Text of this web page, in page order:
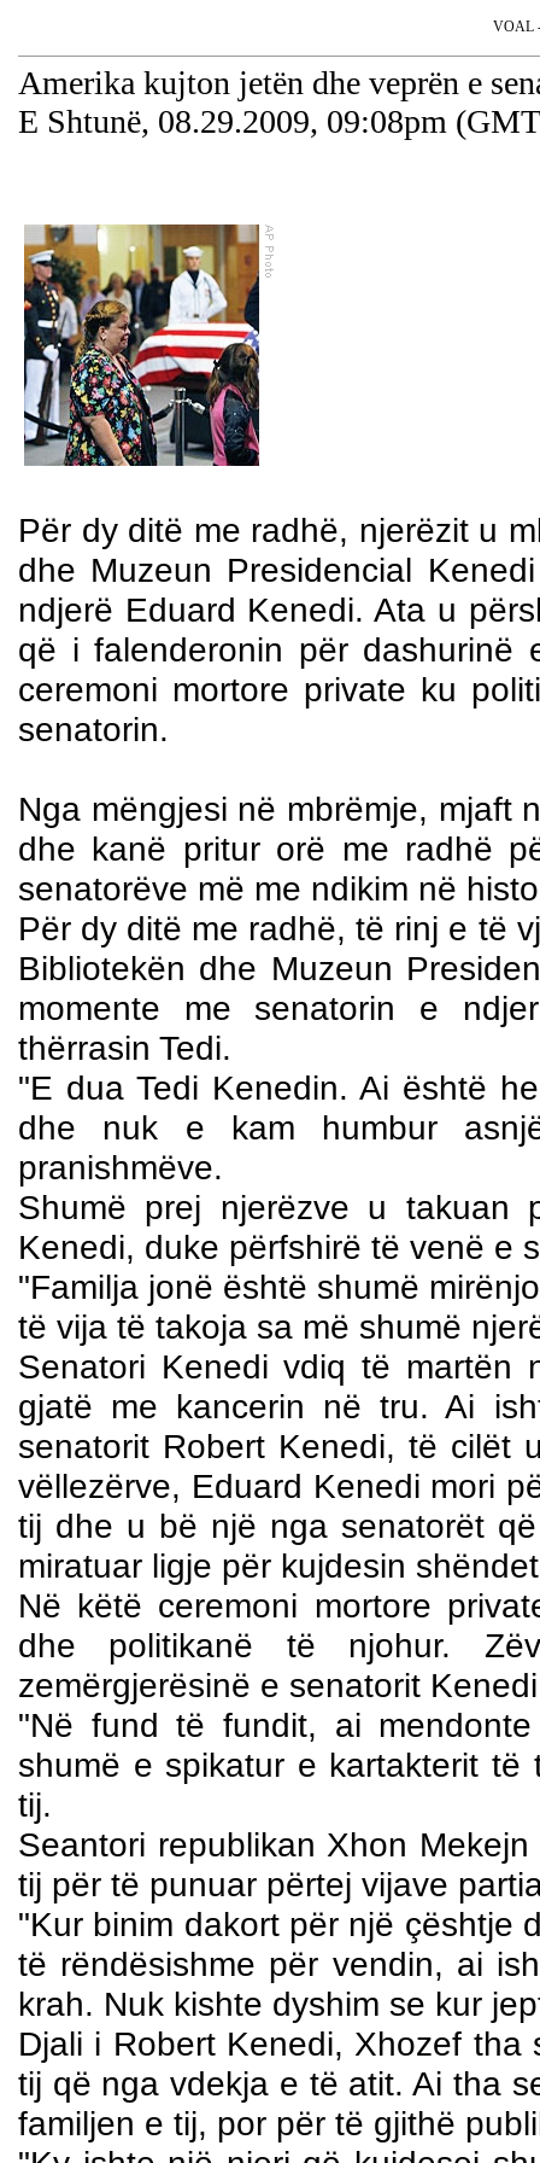
VOAL
Amerika kujton jetën dhe veprën e
E Shtunë, 08.29.2009, 09:08pm
Për dy ditë me radhë, njerëzit u
dhe Muzeun Presidencial
ndjerë Eduard Kenedi. Ata u
që i falenderonin për dashurinë
ceremoni mortore private ku
senatorin.
Nga mëngjesi në mbrëmje, mjaft
dhe kanë pritur orë me radhë
senatorëve më me ndikim në
Për dy ditë me radhë, të rinj e të
Bibliotekën dhe Muzeun
momente me senatorin e
thërrasin Tedi.
"E dua Tedi Kenedin. Ai është
dhe nuk e kam humbur
pranishmëve.
Shumë prej njerëzve u takuan
Kenedi, duke përfshirë të venë e
"Familja jonë është shumë
të vija të takoja sa më shumë
Senatori Kenedi vdiq të martën
gjatë me kancerin në tru. Ai
senatorit Robert Kenedi, të cilët
vëllezërve, Eduard Kenedi mori
tij dhe u bë një nga senatorët
miratuar ligje për kujdesin
Në këtë ceremoni mortore
dhe politikanë të njohur.
zemërgjerësinë e senatorit
"Në fund të fundit, ai
shumë e spikatur e kartakterit
tij.
Seantori republikan Xhon
tij për të punuar përtej vijave
"Kur binim dakort për një çështje
të rëndësishme për vendin, ai
krah. Nuk kishte dyshim se kur
Djali i Robert Kenedi, Xhozef
tij që nga vdekja e të atit. Ai tha
familjen e tij, por për të gjithë